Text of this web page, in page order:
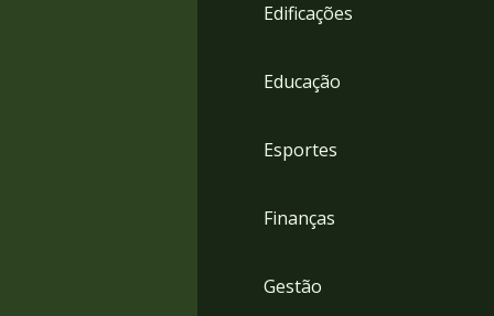
Edificações
Educação
Esportes
Finanças
Gestão